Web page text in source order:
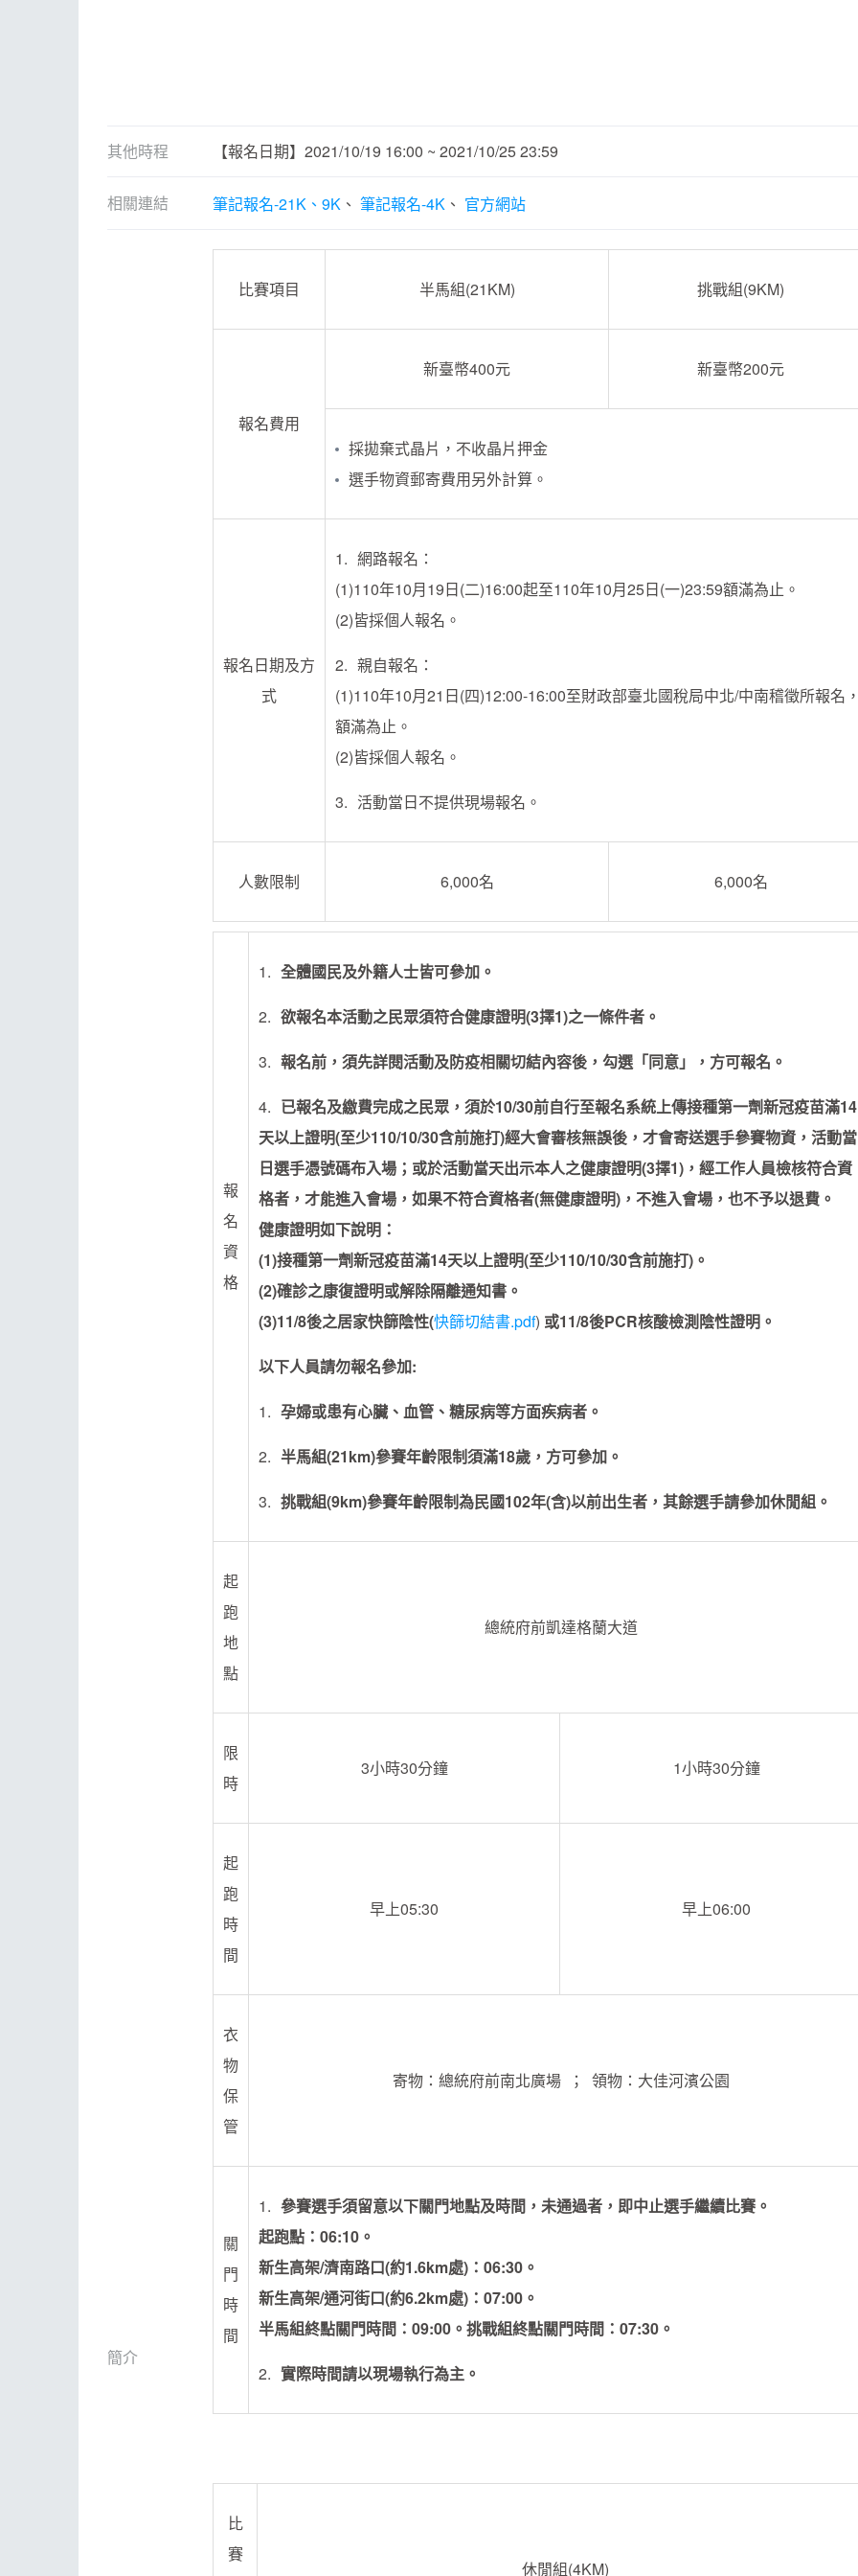
其他時程 【報名日期】2021/10/19 16:00 ~ 2021/10/25 23:59
相關連結 筆記報名-21K、9K 筆記報名-4K 官方網站
簡介
比賽項目 半馬組(21KM) 挑戰組(9KM)
報名費用
新臺幣400元 新臺幣200元
採拋棄式晶片，不收晶片押金
選手物資郵寄費用另外計算。
報名日期及方
式
網路報名：
(1)110年10月19日(二)16:00起至110年10月25日(一)23:59額滿為止。
(2)皆採個人報名。
親自報名：
(1)110年10月21日(四)12:00-16:00至財政部臺北國稅局中北/中南稽徵所報名
額滿為止。
(2)皆採個人報名。
活動當日不提供現場報名。
人數限制 6,000名 6,000名
報
名
資
格
全體國民及外籍人士皆可參加。
欲報名本活動之民眾須符合健康證明(3擇1)之一條件者。
報名前，須先詳閱活動及防疫相關切結內容後，勾選「同意」，方可報名。
已報名及繳費完成之民眾，須於10/30前自行至報名系統上傳接種第一劑新冠疫苗滿14
天以上證明(至少110/10/30含前施打)經大會審核無誤後，才會寄送選手參賽物資，活動當
日選手憑號碼布入場；或於活動當天出示本人之健康證明(3擇1)，經工作人員檢核符合資
格者，才能進入會場，如果不符合資格者(無健康證明)，不進入會場，也不予以退費。
健康證明如下說明：
(1)接種第一劑新冠疫苗滿14天以上證明(至少110/10/30含前施打)。
(2)確診之康復證明或解除隔離通知書。
(3)11/8後之居家快篩陰性(快篩切結書.pdf) 或11/8後PCR核酸檢測陰性證明。
以下人員請勿報名參加:
孕婦或患有心臟、血管、糖尿病等方面疾病者。
半馬組(21km)參賽年齡限制須滿18歲，方可參加。
挑戰組(9km)參賽年齡限制為民國102年(含)以前出生者，其餘選手請參加休閒組。
起
跑
地
點
總統府前凱達格蘭大道
限
時
3小時30分鐘 1小時30分鐘
起
跑
時
間
早上05:30 早上06:00
衣
物
保
管
寄物：總統府前南北廣場 ； 領物：大佳河濱公園
關
門
時
間
參賽選手須留意以下關門地點及時間，未通過者，即中止選手繼續比賽。
起跑點：06:10。
新生高架/濟南路口(約1.6km處)：06:30。
新生高架/通河街口(約6.2km處)：07:00。
半馬組終點關門時間：09:00。挑戰組終點關門時間：07:30。
實際時間請以現場執行為主。
比
賽
休閒組(4KM)